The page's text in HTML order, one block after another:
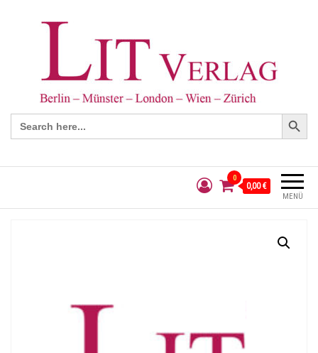
Search
for:
Search Button
MENÜ
0
0,00 €